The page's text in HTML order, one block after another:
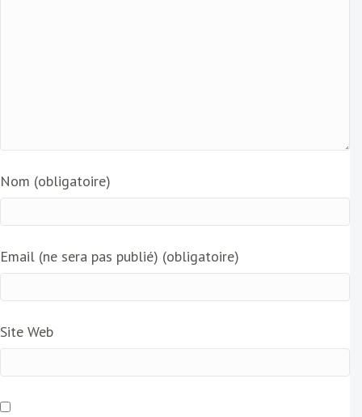
Nom (obligatoire)
Email (ne sera pas publié) (obligatoire)
Site Web